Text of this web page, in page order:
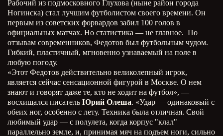
Рабочий из подмосковного Глухова (ныне район города
Ногинска) стал лучшим футболистом своего времени. Он
первым из советских форвардов забил 100 голов в
официальных матчах. Но статистика — не главное. По
отзывам современников, Федотов был футбольным чудом.
Гибкий, пластичный, мгновенно узнаваемый на поле в
любую погоду.
«Этот Федотов действительно великолепный игрок,
является сейчас сенсационной фигурой в Москве. О нем
знают и говорят даже те, кто не ходит на футбол», —
восхищался писатель Юрий Олеша. «Удар — одинаковый с
обеих ног, особенно с лету. Техника была отличная. Свой
любимый удар — с полулета, когда корпус "клал"
параллельно земле, и, принимая мяч на подъем ноги, сильно